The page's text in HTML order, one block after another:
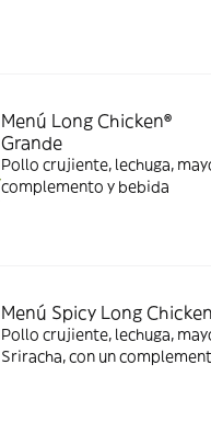
Menú Long Chicken®
Grande
Pollo crujiente, lechuga,
complemento y bebida
Menú Spicy Long
Pollo crujiente, lechuga,
Sriracha, con un